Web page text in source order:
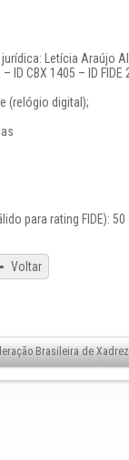
Letícia Araújo
CBX 1405 – ID FIDE
(relógio digital);
para rating FIDE): 50
Voltar
Brasileira de